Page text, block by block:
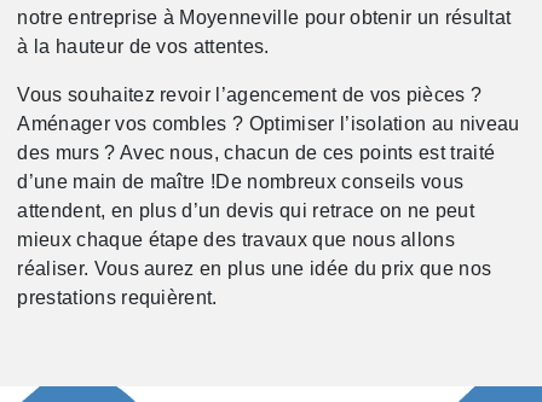
notre entreprise à Moyenneville pour obtenir un résultat
à la hauteur de vos attentes.
Vous souhaitez revoir l’agencement de vos pièces ?
Aménager vos combles ? Optimiser l’isolation au niveau
des murs ? Avec nous, chacun de ces points est traité
d’une main de maître !De nombreux conseils vous
attendent, en plus d’un devis qui retrace on ne peut
mieux chaque étape des travaux que nous allons
réaliser. Vous aurez en plus une idée du prix que nos
prestations requièrent.